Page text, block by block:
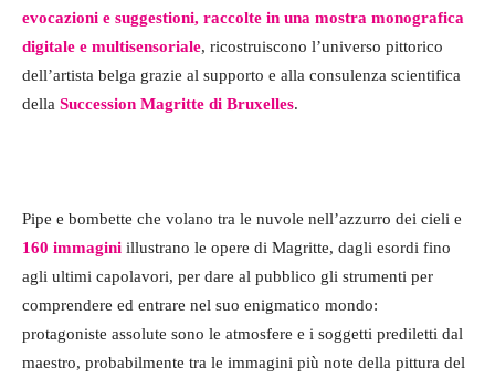
evocazioni e suggestioni, raccolte in una mostra monografica
digitale e multisensoriale, ricostruiscono l’universo pittorico
dell’artista belga grazie al supporto e alla consulenza scientifica
della Succession Magritte di Bruxelles.
Pipe e bombette che volano tra le nuvole nell’azzurro dei cieli e
160 immagini illustrano le opere di Magritte, dagli esordi fino
agli ultimi capolavori, per dare al pubblico gli strumenti per
comprendere ed entrare nel suo enigmatico mondo:
protagoniste assolute sono le atmosfere e i soggetti prediletti dal
maestro, probabilmente tra le immagini più note della pittura del